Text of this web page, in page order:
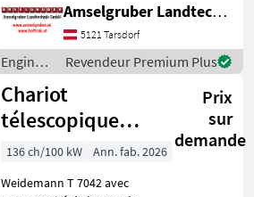
Kg Traglast -578cm
Hubhöhe
Werkzeugunterkante -Unter
200cm Bauhöhe -75 PS 4
Zylind
Amselgruber Landtechnik GmbH
5121 Tarsdorf
Engins
de
chantier
/ Dieci
Revendeur Premium Plus
Chariot
télescopique
Weidemann T
7042
Prix
sur
demande
136 ch/100 kW
Ann. fab. 2026
Weidemann T 7042 avec